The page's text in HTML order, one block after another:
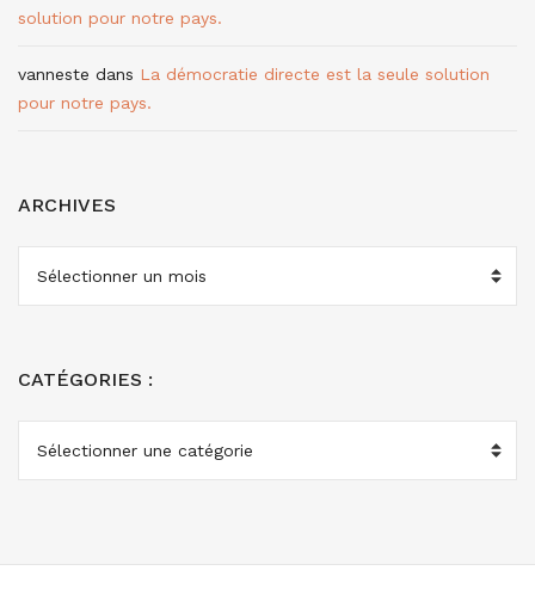
solution pour notre pays.
vanneste dans La démocratie directe est la seule solution
pour notre pays.
ARCHIVES
ARCHIVES
CATÉGORIES :
CATÉGORIES